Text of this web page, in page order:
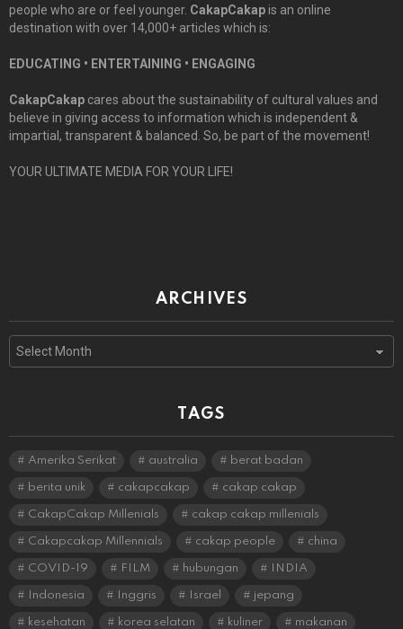
people who are or feel younger. CakapCakapis an online
destination with over 14,000+ articles which is:
EDUCATING • ENTERTAINING • ENGAGING
CakapCakap cares about the sustainability of cultural values and
believe in giving access to information which is independent &
impartial, transparent & balanced. So, be part of the movement!
YOUR ULTIMATE MEDIA FOR YOUR LIFE!
ARCHIVES
Archives
TAGS
Amerika Serikat australia berat badan
berita unik cakapcakap cakap cakap
CakapCakap Millenials cakap cakap millenials
Cakapcakap Millennials cakap people china
COVID-19 FILM hubungan INDIA
Indonesia Inggris Israel jepang
kesehatan korea selatan kuliner makanan